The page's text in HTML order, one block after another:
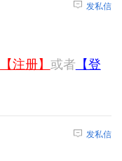
发私信
【注册】 或者 【登
发私信